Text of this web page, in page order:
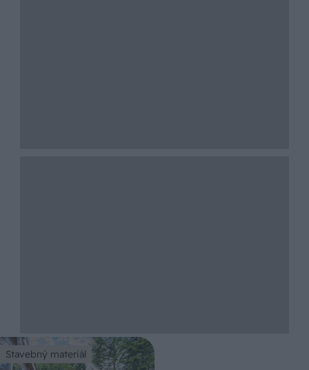
Stavebný materiál